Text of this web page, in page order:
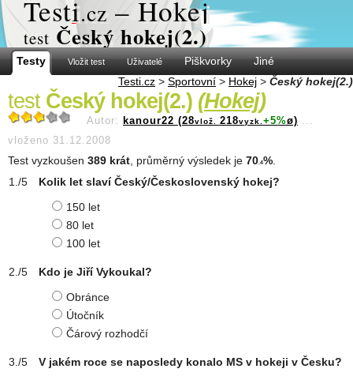
Testi.cz – Hokej
test Český hokej(2.)
Testy Vložit test Uživatelé Piškvorky
Jiné
Testi.cz > Sportovní > Hokej > Český hokej(2.)
test Český hokej(2.) (Hokej)
Autor: kanour22 (28vlož. 218vyzk. +5%ø) ...
vloženo 31.12.2008
Test vyzkoušen 389 krát , průměrný výsledek je 70 .4%
Kolik let slaví Český/Československý hokej?
150 let
80 let
100 let
Kdo je Jiří Vykoukal?
Obránce
Útočník
Čárový rozhodčí
V jakém roce se naposledy konalo MS v hokeji v Česku?